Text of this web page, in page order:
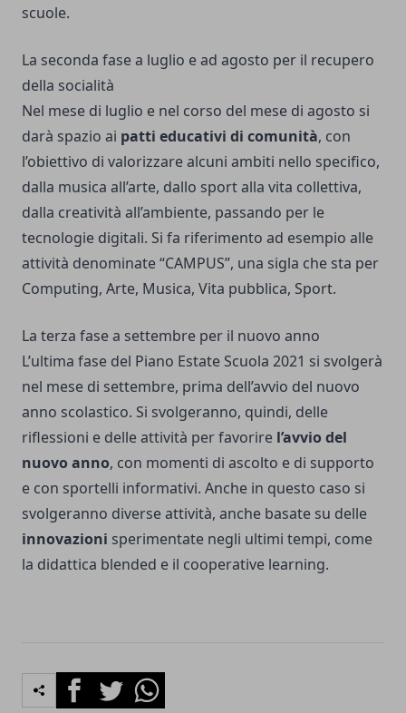
scuole.
La seconda fase a luglio e ad agosto per il recupero
della socialità
Nel mese di luglio e nel corso del mese di agosto si
darà spazio ai patti educativi di comunità, con
l’obiettivo di valorizzare alcuni ambiti nello specifico,
dalla musica all’arte, dallo sport alla vita collettiva,
dalla creatività all’ambiente, passando per le
tecnologie digitali. Si fa riferimento ad esempio alle
attività denominate “CAMPUS”, una sigla che sta per
Computing, Arte, Musica, Vita pubblica, Sport.
La terza fase a settembre per il nuovo anno
L’ultima fase del Piano Estate Scuola 2021 si svolgerà
nel mese di settembre, prima dell’avvio del nuovo
anno scolastico. Si svolgeranno, quindi, delle
riflessioni e delle attività per favorire l’avvio del
nuovo anno, con momenti di ascolto e di supporto
e con sportelli informativi. Anche in questo caso si
svolgeranno diverse attività, anche basate su delle
innovazioni sperimentate negli ultimi tempi, come
la didattica blended e il cooperative learning.
FacebookTwitterWhatsapp